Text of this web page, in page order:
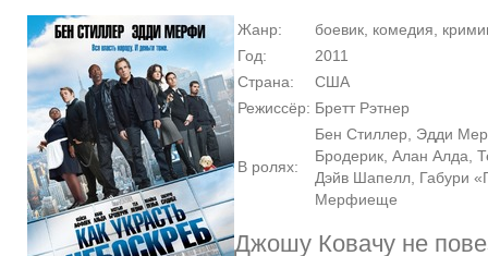
Жанр:
боевик, комедия,
Год:
2011
Страна:
США
Режиссёр: Бретт Рэтнер
В ролях:
Бен Стиллер, Эдди
Бродерик, Алан Алда,
Дэйв Шапелл, Габури
Мерфиеще
Джошу Ковачу не